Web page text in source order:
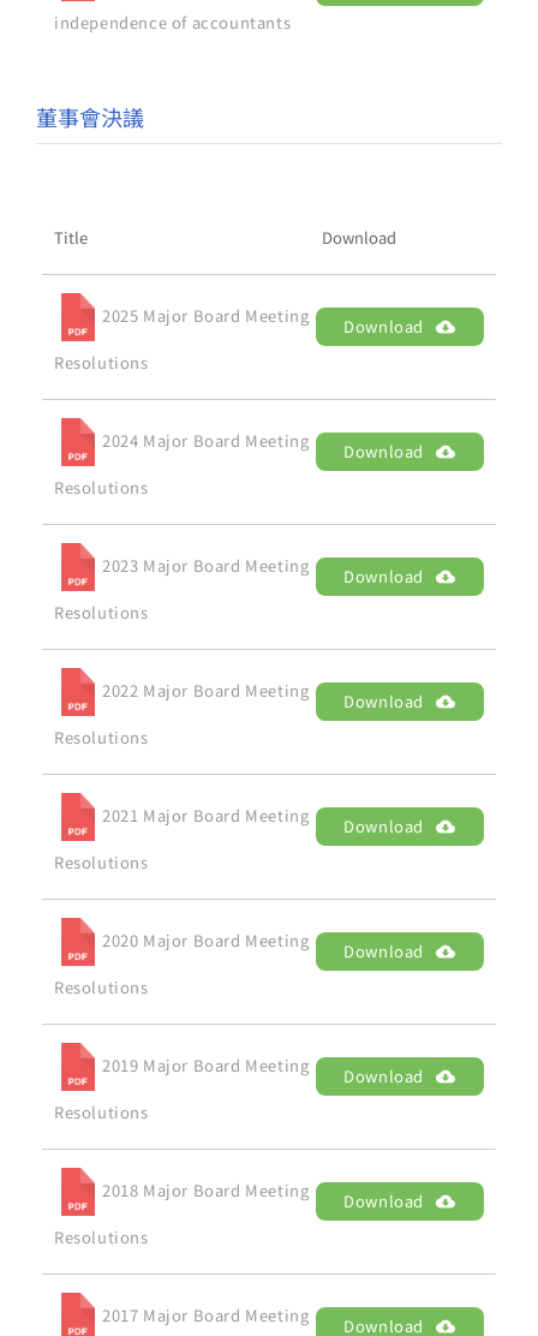
independence of accountants
董事會決議
Title Download
2025 Major Board Meeting
Resolutions
Download
2024 Major Board Meeting
Resolutions
Download
2023 Major Board Meeting
Resolutions
Download
2022 Major Board Meeting
Resolutions
Download
2021 Major Board Meeting
Resolutions
Download
2020 Major Board Meeting
Resolutions
Download
2019 Major Board Meeting
Resolutions
Download
2018 Major Board Meeting
Resolutions
Download
2017 Major Board Meeting Download